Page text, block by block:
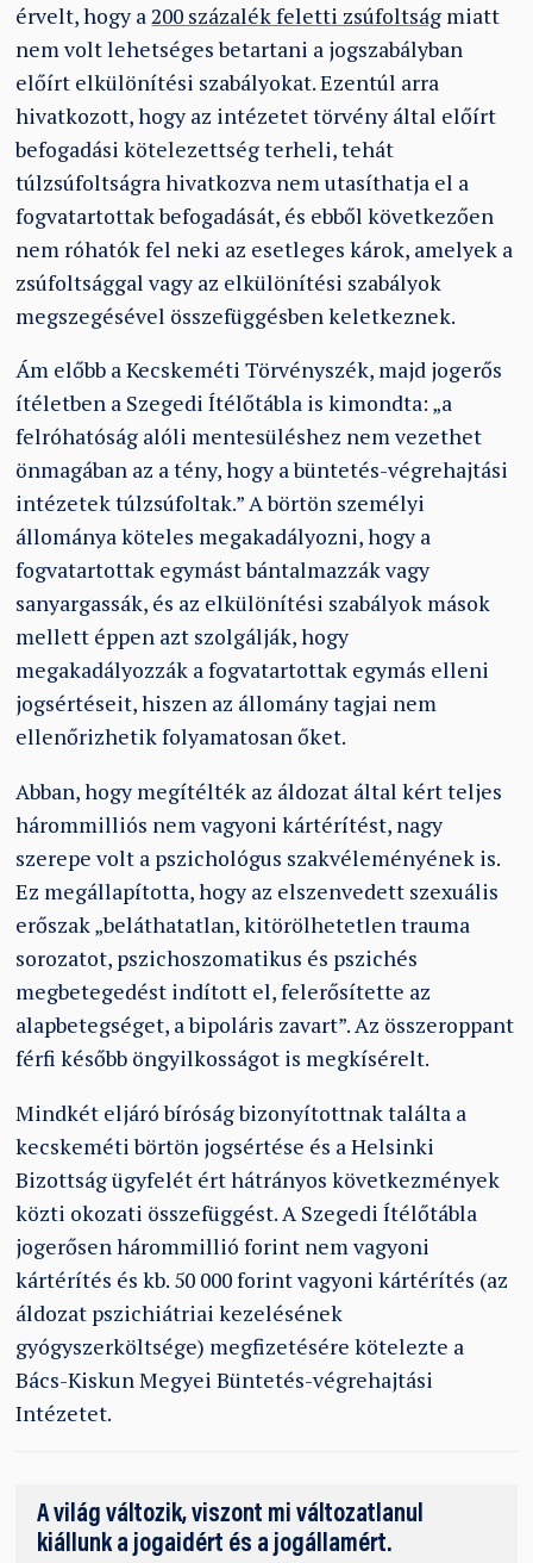
érvelt, hogy a200 százalék feletti zsúfoltság miatt
nem volt lehetséges betartani a jogszabályban
előírt elkülönítési szabályokat. Ezentúl arra
hivatkozott, hogy az intézetet törvény által előírt
befogadási kötelezettség terheli, tehát
túlzsúfoltságra hivatkozva nem utasíthatja el a
fogvatartottak befogadását, és ebből következően
nem róhatók fel neki az esetleges károk, amelyek a
zsúfoltsággal vagy az elkülönítési szabályok
megszegésével összefüggésben keletkeznek.
Ám előbb a Kecskeméti Törvényszék, majd jogerős
ítéletben a Szegedi Ítélőtábla is kimondta: „a
felróhatóság alóli mentesüléshez nem vezethet
önmagában az a tény, hogy a büntetés-végrehajtási
intézetek túlzsúfoltak.” A börtön személyi
állománya köteles megakadályozni, hogy a
fogvatartottak egymást bántalmazzák vagy
sanyargassák, és az elkülönítési szabályok mások
mellett éppen azt szolgálják, hogy
megakadályozzák a fogvatartottak egymás elleni
jogsértéseit, hiszen az állomány tagjai nem
ellenőrizhetik folyamatosan őket.
Abban, hogy megítélték az áldozat által kért teljes
hárommilliós nem vagyoni kártérítést, nagy
szerepe volt a pszichológus szakvéleményének is.
Ez megállapította, hogy az elszenvedett szexuális
erőszak „beláthatatlan, kitörölhetetlen trauma
sorozatot, pszichoszomatikus és pszichés
megbetegedést indított el, felerősítette az
alapbetegséget, a bipoláris zavart”. Az összeroppant
férfi később öngyilkosságot is megkísérelt.
Mindkét eljáró bíróság bizonyítottnak találta a
kecskeméti börtön jogsértése és a Helsinki
Bizottság ügyfelét ért hátrányos következmények
közti okozati összefüggést. A Szegedi Ítélőtábla
jogerősen hárommillió forint nem vagyoni
kártérítés és kb. 50 000 forint vagyoni kártérítés (az
áldozat pszichiátriai kezelésének
gyógyszerköltsége) megfizetésére kötelezte a
Bács-Kiskun Megyei Büntetés-végrehajtási
Intézetet.
A világ változik, viszont mi változatlanul
kiállunk a jogaidért és a jogállamért.